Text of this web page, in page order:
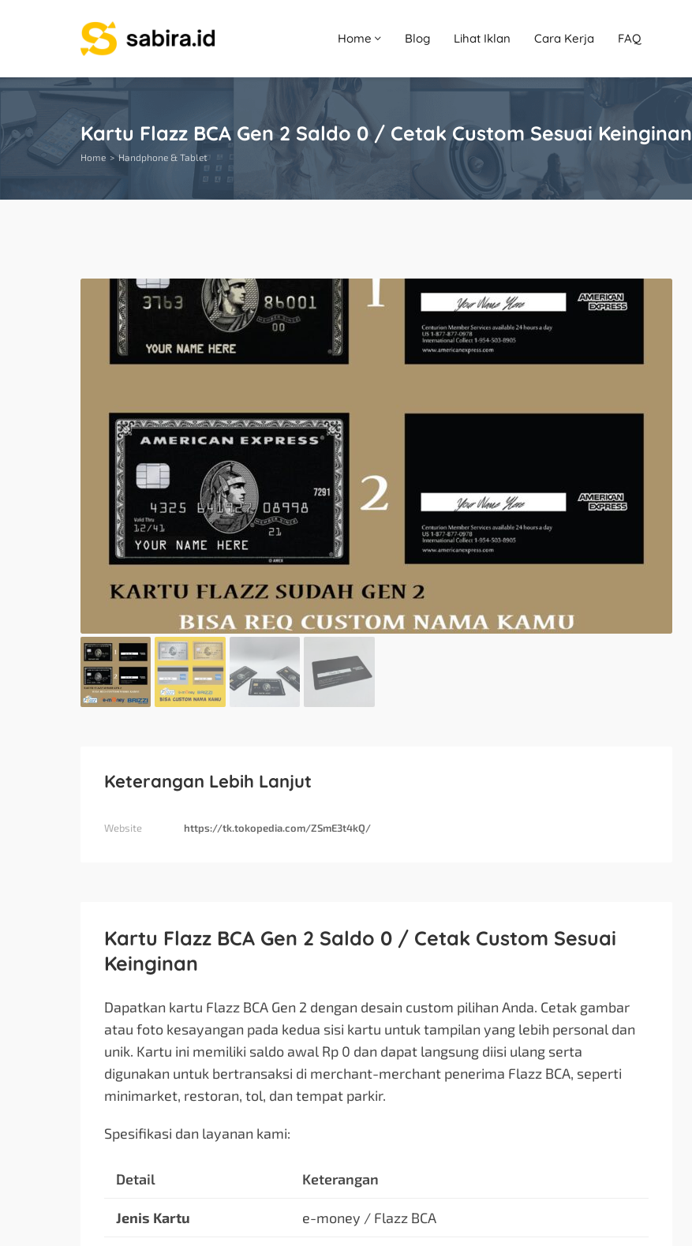
Home Blog Lihat Iklan Cara Kerja FAQ
Kartu Flazz BCA Gen 2 Saldo 0 / Cetak Custom Sesuai Keinginan
Home Handphone & Tablet
Keterangan Lebih Lanjut
Website https://tk.tokopedia.com/ZSmE3t4kQ/
Kartu Flazz BCA Gen 2 Saldo 0 / Cetak Custom Sesuai
Keinginan
Dapatkan kartu Flazz BCA Gen 2 dengan desain custom pilihan Anda. Cetak gambar
atau foto kesayangan pada kedua sisi kartu untuk tampilan yang lebih personal dan
unik. Kartu ini memiliki saldo awal Rp 0 dan dapat langsung diisi ulang serta
digunakan untuk bertransaksi di merchant-merchant penerima Flazz BCA, seperti
minimarket, restoran, tol, dan tempat parkir.
Spesifikasi dan layanan kami:
Detail Keterangan
Jenis Kartu e-money / Flazz BCA